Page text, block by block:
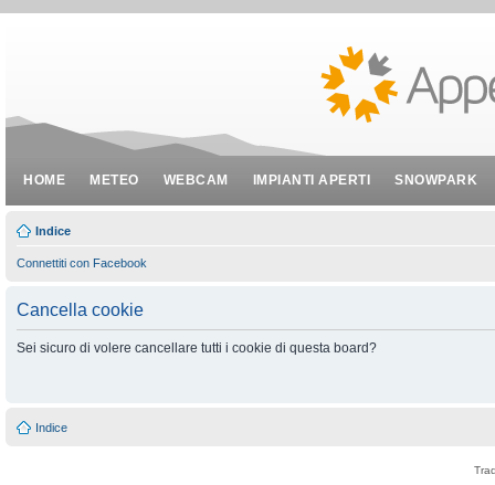
HOME METEO WEBCAM IMPIANTI APERTI SNOWPARK
Indice
Connettiti con Facebook
Cancella cookie
Sei sicuro di volere cancellare tutti i cookie di questa board?
Indice